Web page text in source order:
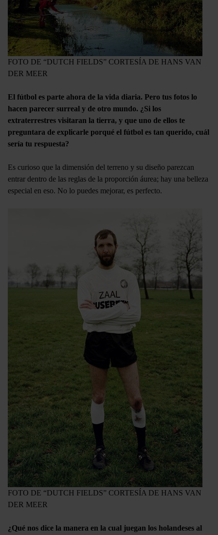
FOTO DE “DUTCH FIELDS” CORTESÍA DE HANS VAN
DER MEER
El fútbol es parte ahora de la vida diaria. Pero tus fotos lo
hacen parecer surreal y de otro mundo. ¿Si los
extraterrestres visitaran la tierra, y que uno de ellos te
preguntara de explicarle porqué el fútbol es tan querido, cuál
sería tu respuesta?
Es curioso que la dimensión del terreno y su diseño parezcan
entrar dentro de las reglas de la proporción áurea; hay una belleza
especial en eso. No lo puedes mejorar, es perfecto.
FOTO DE “DUTCH FIELDS” CORTESÍA DE HANS VAN
DER MEER
¿Qué nos dice la manera en la cual juegan los holandeses al